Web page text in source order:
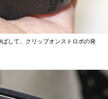
して、クリップオンストロボの発